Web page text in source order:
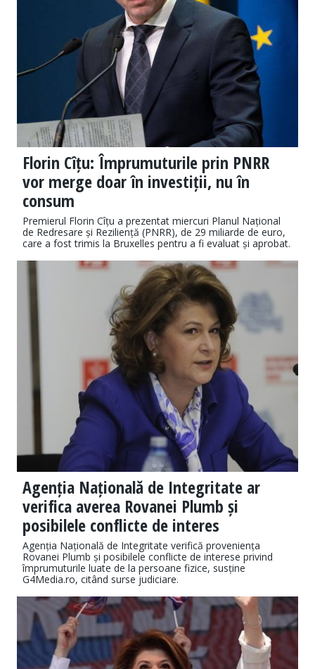
Florin Cîțu: Împrumuturile prin PNRR
vor merge doar în investiții, nu în
consum
Premierul Florin Cîțu a prezentat miercuri Planul Național
de Redresare și Reziliență (PNRR), de 29 miliarde de euro,
care a fost trimis la Bruxelles pentru a fi evaluat și aprobat.
Agenția Națională de Integritate ar
verifica averea Rovanei Plumb și
posibilele conflicte de interes
Agenția Națională de Integritate verifică proveniența
Rovanei Plumb și posibilele conflicte de interese privind
împrumuturile luate de la persoane fizice, susține
G4Media.ro, citând surse judiciare.